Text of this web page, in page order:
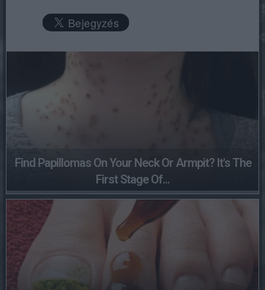
Find Papillomas On Your Neck Or Armpit? It's The
First Stage Of...